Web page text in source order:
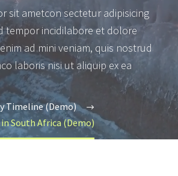
sit ametcon sectetur adipisicing
tempor incidilabore et dolore
ad mini veniam, quis nostrud
laboris nisi ut aliquip ex ea
Timeline (Demo)
South Africa (Demo)